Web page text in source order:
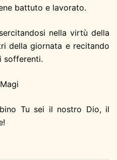
battuto e lavorato.
nella virtù della
della giornata e recitando
sofferenti.
Tu sei il nostro Dio, il